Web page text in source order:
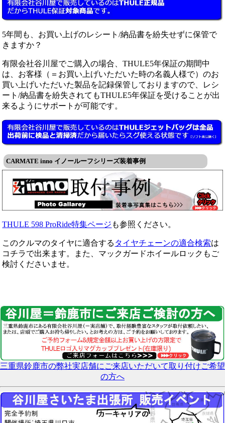
5年間も、お買い上げのレシート/納品書を紛失せずに保管で
きますか？
有限会社谷川屋でご購入の場合、THULE5年保証の期間中
は、お客様（＝お買い上げいただいた時の名義人様で）のお
買い上げいただいた製品を記録保管しておりますので、レシ
ート/納品書を紛失されてもTHULE5年保証を受けることが出
来るようにサポートが可能です。
CARMATE inno イノールーフシリーズ装着事例
THULE 598 ProRide特集ページ も参照ください。
このクルマのタイヤに適合する タイヤチェーンの適合検索は
コチラで出来ます。また、マックガードホイールロックもご
検討くださいませ。
三重県鈴鹿市の弊社実店舗にご来店いただいて取り付けご希望
の方へ